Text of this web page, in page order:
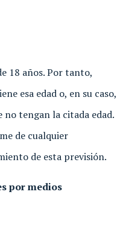
18 años. Por tanto,
esa edad o, en su caso,
tengan la citada edad.
de cualquier
de esta previsión.
por medios